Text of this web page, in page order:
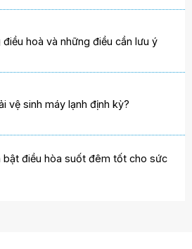
hoà và những điều cần lưu ý
vệ sinh máy lạnh định kỳ?
bật điều hòa suốt đêm tốt cho sức